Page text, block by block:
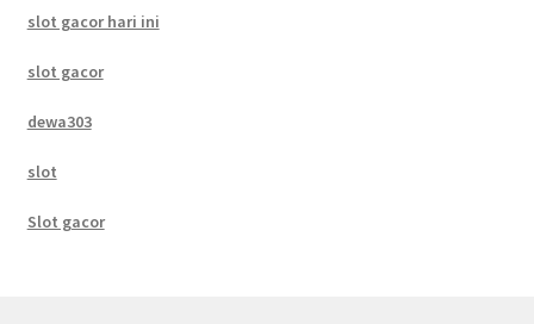
slot gacor hari ini
slot gacor
dewa303
slot
Slot gacor